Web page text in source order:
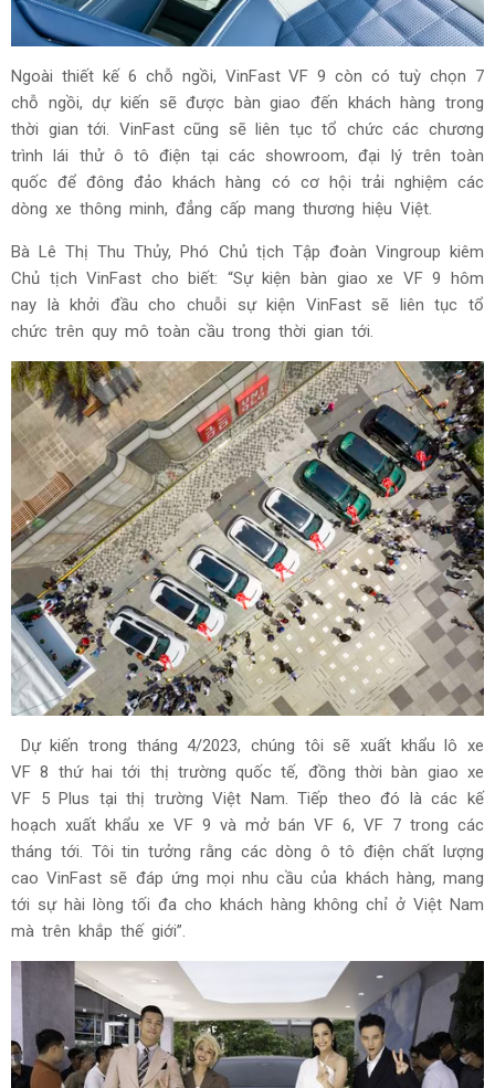
Ngoài thiết kế 6 chỗ ngồi, VinFast VF 9 còn có tuỳ chọn 7
chỗ ngồi, dự kiến sẽ được bàn giao đến khách hàng trong
thời gian tới. VinFast cũng sẽ liên tục tổ chức các chương
trình lái thử ô tô điện tại các showroom, đại lý trên toàn
quốc để đông đảo khách hàng có cơ hội trải nghiệm các
dòng xe thông minh, đẳng cấp mang thương hiệu Việt.
Bà Lê Thị Thu Thủy, Phó Chủ tịch Tập đoàn Vingroup kiêm
Chủ tịch VinFast cho biết: “Sự kiện bàn giao xe VF 9 hôm
nay là khởi đầu cho chuỗi sự kiện VinFast sẽ liên tục tổ
chức trên quy mô toàn cầu trong thời gian tới.
Dự kiến trong tháng 4/2023, chúng tôi sẽ xuất khẩu lô xe
VF 8 thứ hai tới thị trường quốc tế, đồng thời bàn giao xe
VF 5 Plus tại thị trường Việt Nam. Tiếp theo đó là các kế
hoạch xuất khẩu xe VF 9 và mở bán VF 6, VF 7 trong các
tháng tới. Tôi tin tưởng rằng các dòng ô tô điện chất lượng
cao VinFast sẽ đáp ứng mọi nhu cầu của khách hàng, mang
tới sự hài lòng tối đa cho khách hàng không chỉ ở Việt Nam
mà trên khắp thế giới”.